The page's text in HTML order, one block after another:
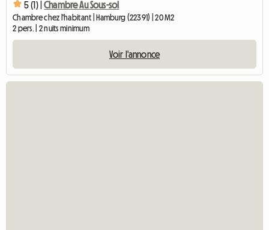
5 (1) | Chambre Au Sous-sol
Chambre chez l'habitant | Hamburg (22391) | 20 M2
2 pers. | 2 nuits minimum
Voir l'annonce